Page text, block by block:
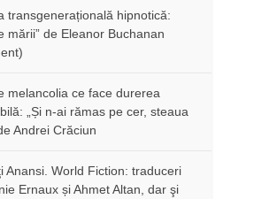
transgenerațională hipnotică:
mării” de Eleanor Buchanan
melancolia ce face durerea
„Și n-ai rămas pe cer, steaua
Andrei Crăciun
Anansi. World Fiction: traduceri
Ernaux și Ahmet Altan, dar şi